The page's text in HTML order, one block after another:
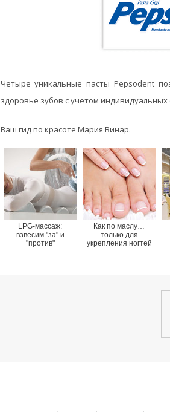
Четыре уникальные пасты Pepsodent
здоровье зубов с учетом индивидуальных
Ваш гид по красоте Мария Винар.
LPG-массаж:
взвесим "за" и
"против"
Как по маслу…
только для
укрепления ногтей